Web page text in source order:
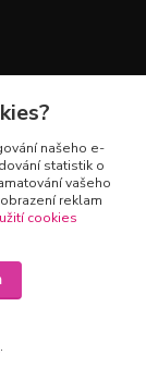
našeho e-
statistik o
vašeho
reklam
cookies
.